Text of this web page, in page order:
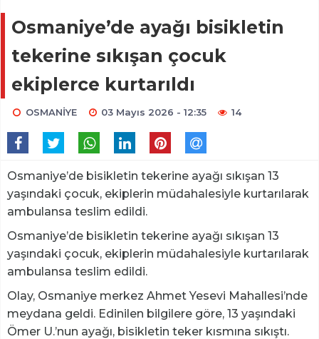
Osmaniye’de ayağı bisikletin
tekerine sıkışan çocuk
ekiplerce kurtarıldı
OSMANİYE 03 Mayıs 2026 - 12:35 14
Osmaniye’de bisikletin tekerine ayağı sıkışan 13
yaşındaki çocuk, ekiplerin müdahalesiyle kurtarılarak
ambulansa teslim edildi.
Osmaniye’de bisikletin tekerine ayağı sıkışan 13
yaşındaki çocuk, ekiplerin müdahalesiyle kurtarılarak
ambulansa teslim edildi.
Olay, Osmaniye merkez Ahmet Yesevi Mahallesi’nde
meydana geldi. Edinilen bilgilere göre, 13 yaşındaki
Ömer U.’nun ayağı, bisikletin teker kısmına sıkıştı.